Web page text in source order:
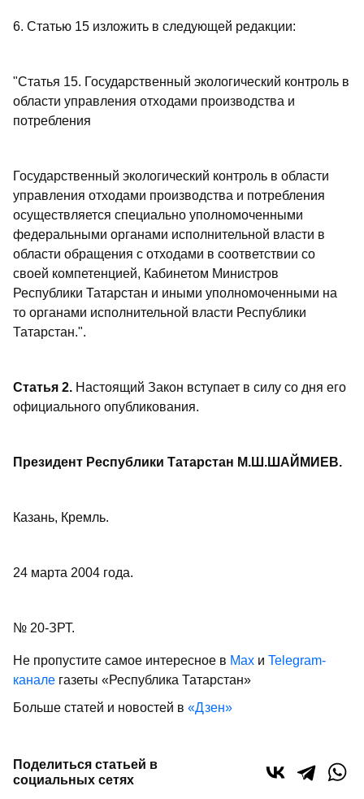
6. Статью 15 изложить в следующей редакции:
"Статья 15. Государственный экологический контроль в
области управления отходами производства и
потребления
Государственный экологический контроль в области
управления отходами производства и потребления
осуществляется специально уполномоченными
федеральными органами исполнительной власти в
области обращения с отходами в соответствии со
своей компетенцией, Кабинетом Министров
Республики Татарстан и иными уполномоченными на
то органами исполнительной власти Республики
Татарстан.".
Статья 2. Настоящий Закон вступает в силу со дня его
официального опубликования.
Президент Республики Татарстан М.Ш.ШАЙМИЕВ.
Казань, Кремль.
24 марта 2004 года.
№ 20-ЗРТ.
Не пропустите самое интересное в Max и Telegram-
канале газеты «Республика Татарстан»
Больше статей и новостей в «Дзен»
Поделиться статьей в
социальных сетях